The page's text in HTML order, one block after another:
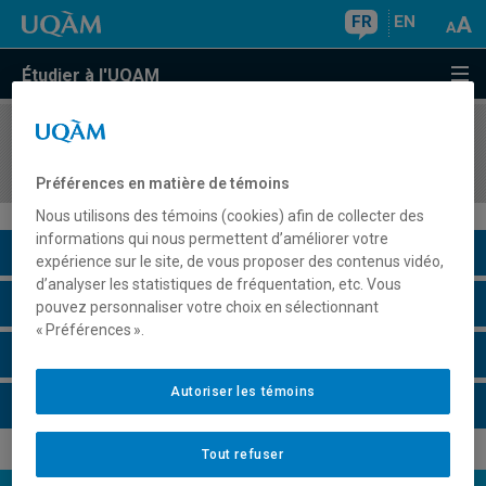
FR EN
Étudier à l'UQAM
COURS//
Description du cours
Horaire - Été 2026
Préférences en matière de témoins
Nous utilisons des témoins (cookies) afin de collecter des
informations qui nous permettent d’améliorer votre
expérience sur le site, de vous proposer des contenus vidéo,
d’analyser les statistiques de fréquentation, etc. Vous
pouvez personnaliser votre choix en sélectionnant
« Préférences ».
Tout refuser
Autoriser les témoins